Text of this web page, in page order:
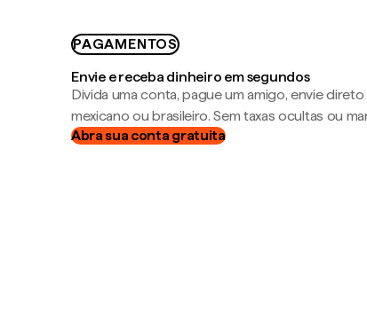
PAGAMENTOS
Envie e receba dinheiro em segundos
Divida uma conta, pague um amigo, envie
mexicano ou brasileiro. Sem taxas ocultas ou
Abra sua conta gratuita